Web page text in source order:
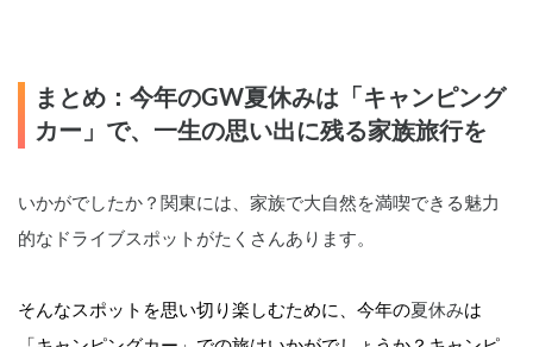
まとめ：今年のGW夏休みは「キャンピング
カー」で、一生の思い出に残る家族旅行を
いかがでしたか？関東には、家族で大自然を満喫できる魅力
的なドライブスポットがたくさんあります。
そんなスポットを思い切り楽しむために、今年の夏休みは